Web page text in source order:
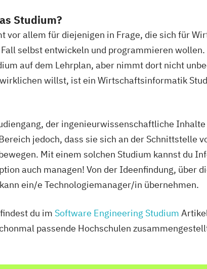
Studium?
vor allem für diejenigen in Frage, die sich für
selbst entwickeln und programmieren
auf dem Lehrplan, aber nimmt dort nicht
willst, ist ein Wirtschaftsinformatik
der ingenieurwissenschaftliche
jedoch, dass sie sich an der Schnittstelle
Mit einem solchen Studium kannst du
auch managen! Von der Ideenfindung, über
ein/e Technologiemanager/in übernehmen.
du im Software Engineering Studium
passende Hochschulen